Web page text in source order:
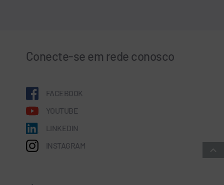
Conecte-se em rede conosco
FACEBOOK
YOUTUBE
LINKEDIN
INSTAGRAM